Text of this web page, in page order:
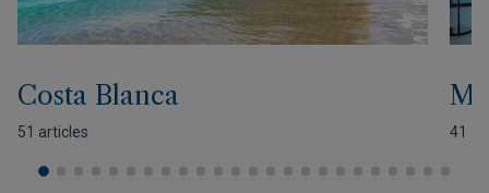
Costa Blanca
51 articles 41